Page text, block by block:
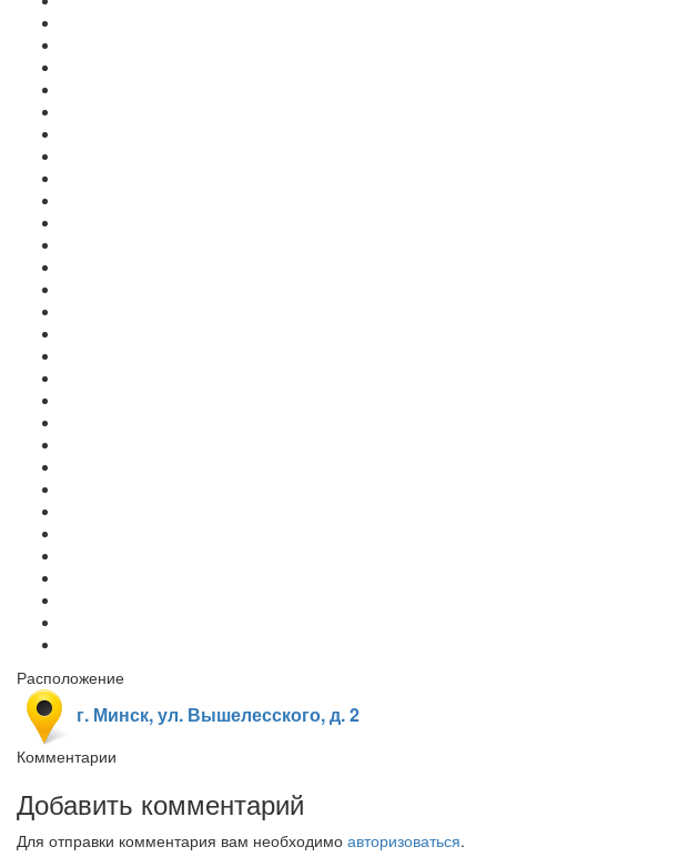
Расположение
г. Минск, ул. Вышелесского, д. 2
Комментарии
Добавить комментарий
Для отправки комментария вам необходимо авторизоваться.